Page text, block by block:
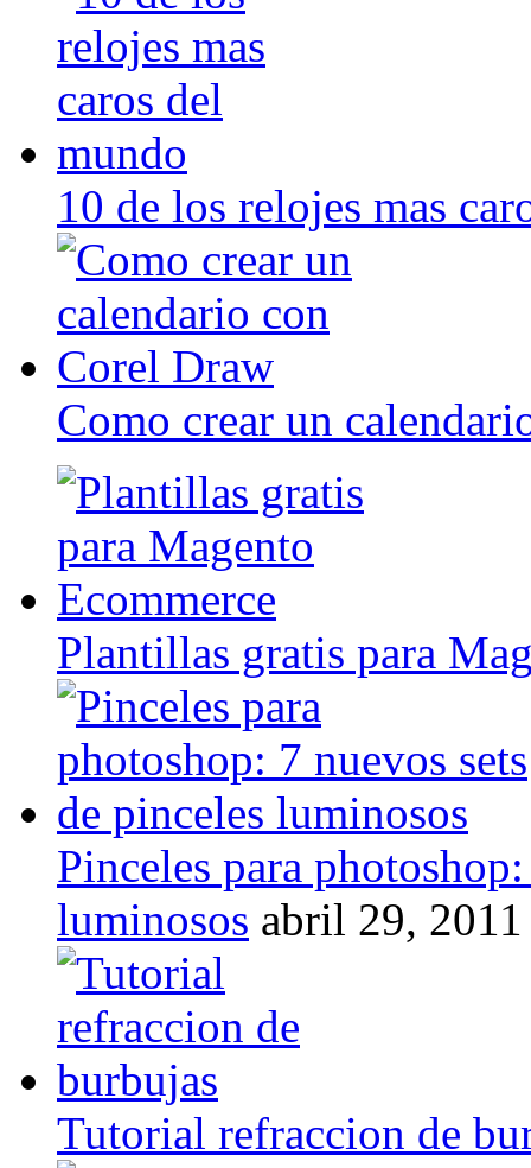
10 de los relojes mas
Como crear un
Plantillas gratis para
Pinceles para
luminosos abril 29, 2011
Tutorial refraccion de